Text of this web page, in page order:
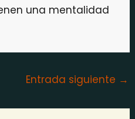
una mentalidad
Entrada siguiente →